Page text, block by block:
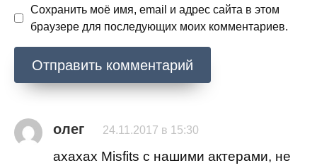
Сохранить моё имя, email и адрес сайта в этом
браузере для последующих моих комментариев.
олег 24.11.2017 в 15:30
ахахах Misfits с нашими актерами, не